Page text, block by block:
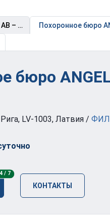
– филиалы в Риге
Похоронное бюро
бюро
LV-1003, Латвия /
/ 724/7
КОНТАКТЫ